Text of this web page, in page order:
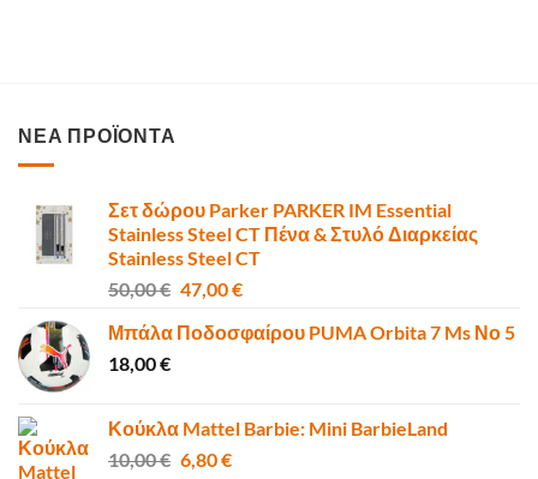
ΝΕΑ ΠΡΟΪΟΝΤΑ
Σετ δώρου Parker PARKER IM Essential
Stainless Steel CT Πένα & Στυλό Διαρκείας
Stainless Steel CT
50,00€ Original
was:
47,00€Η
τιμή
Μπάλα Ποδοσφαίρου PUMA Orbita 7 Ms Νο 5
18,00€
Κούκλα Mattel Barbie: Mini BarbieLand
10,00€ Original
6,80€Η